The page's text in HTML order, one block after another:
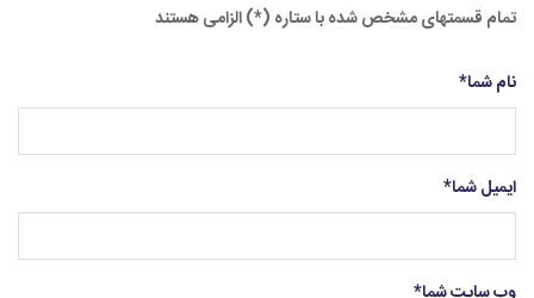
تمام قسمتهای مشخص شده با ستاره (*) الزامی هستند
نام شما*
ایمیل شما*